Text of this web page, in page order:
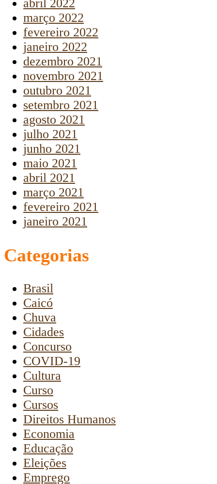
abril 2022
março 2022
fevereiro 2022
janeiro 2022
dezembro 2021
novembro 2021
outubro 2021
setembro 2021
agosto 2021
julho 2021
junho 2021
maio 2021
abril 2021
março 2021
fevereiro 2021
janeiro 2021
Categorias
Brasil
Caicó
Chuva
Cidades
Concurso
COVID-19
Cultura
Curso
Cursos
Direitos Humanos
Economia
Educação
Eleições
Emprego